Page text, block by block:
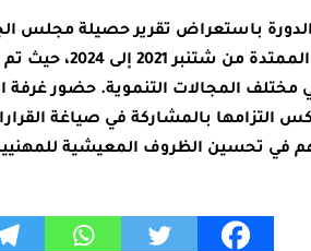
باستعراض تقرير حصيلة مجلس
الانتدابية
المجالات التنموية. حضور غرفة
التزامها بالمشاركة في صياغة
في تحسين الظروف المعيشية